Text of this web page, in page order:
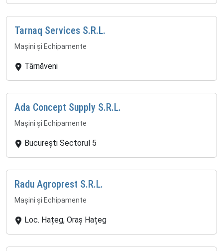
Tarnaq Services S.R.L.
Mașini și Echipamente
Târnăveni
Ada Concept Supply S.R.L.
Mașini și Echipamente
București Sectorul 5
Radu Agroprest S.R.L.
Mașini și Echipamente
Loc. Hațeg, Oraș Hațeg